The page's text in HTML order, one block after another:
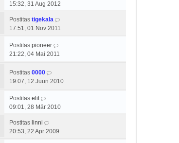
15:32, 31 Aug 2012
Postitas tigekala
17:51, 01 Nov 2011
Postitas pioneer
21:22, 04 Mai 2011
Postitas 0000
19:07, 12 Juun 2010
Postitas elit
09:01, 28 Mär 2010
Postitas linni
20:53, 22 Apr 2009